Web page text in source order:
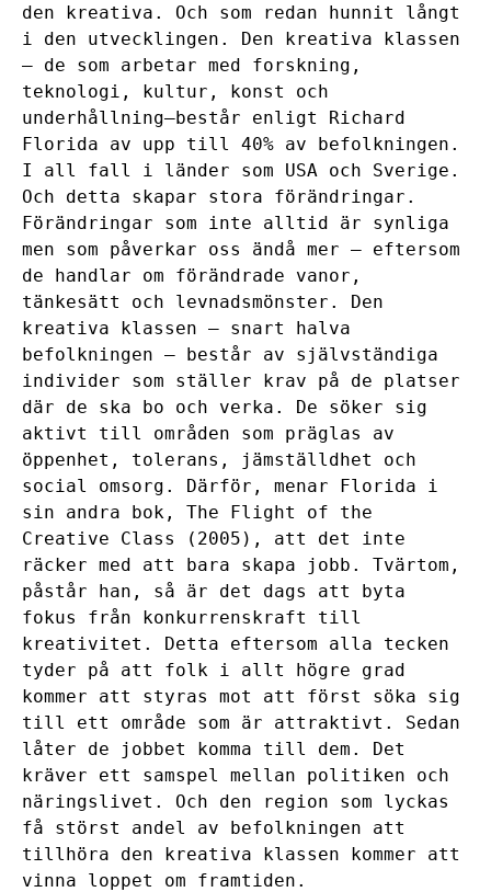
den kreativa. Och som redan hunnit långt
i den utvecklingen. Den kreativa klassen
– de som arbetar med forskning,
teknologi, kultur, konst och
underhållning–består enligt Richard
Florida av upp till 40% av befolkningen.
I all fall i länder som USA och Sverige.
Och detta skapar stora förändringar.
Förändringar som inte alltid är synliga
men som påverkar oss ändå mer – eftersom
de handlar om förändrade vanor,
tänkesätt och levnadsmönster. Den
kreativa klassen – snart halva
befolkningen – består av självständiga
individer som ställer krav på de platser
där de ska bo och verka. De söker sig
aktivt till områden som präglas av
öppenhet, tolerans, jämställdhet och
social omsorg. Därför, menar Florida i
sin andra bok, The Flight of the
Creative Class (2005), att det inte
räcker med att bara skapa jobb. Tvärtom,
påstår han, så är det dags att byta
fokus från konkurrenskraft till
kreativitet. Detta eftersom alla tecken
tyder på att folk i allt högre grad
kommer att styras mot att först söka sig
till ett område som är attraktivt. Sedan
låter de jobbet komma till dem. Det
kräver ett samspel mellan politiken och
näringslivet. Och den region som lyckas
få störst andel av befolkningen att
tillhöra den kreativa klassen kommer att
vinna loppet om framtiden.